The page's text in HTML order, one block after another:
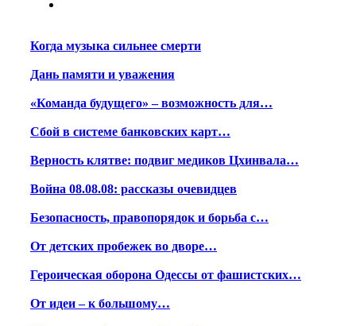
Когда музыка сильнее смерти
Дань памяти и уважения
«Команда будущего» – возможность для…
Сбой в системе банковских карт…
Верность клятве: подвиг медиков Цхинвала…
Война 08.08.08: рассказы очевидцев
Безопасность, правопорядок и борьба с…
От детских пробежек во дворе…
Героическая оборона Одессы от фашистских…
От идеи – к большому…